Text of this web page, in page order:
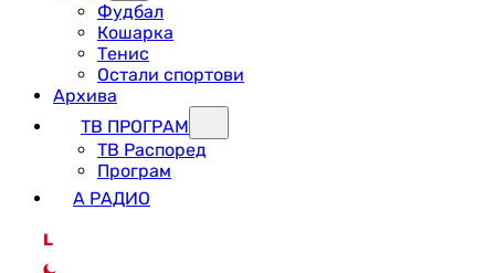
Фудбал
Кошарка
Тенис
Остали спортови
Архива
ТВ ПРОГРАМ
ТВ Распоред
Програм
А РАДИО
L